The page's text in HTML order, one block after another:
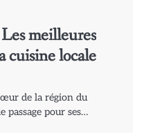
meilleures
cuisine locale
de la région du
passage pour ses…